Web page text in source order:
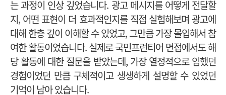
는 과정이 인상 깊었습니다. 광고 메시지를 어떻게 전달할
지, 어떤 표현이 더 효과적인지를 직접 실험해보며 광고에
대해 한층 깊이 이해할 수 있었고, 그만큼 가장 몰입해서 참
여한 활동이었습니다. 실제로 국민프런티어 면접에서도 해
당 활동에 대한 질문을 받았는데, 가장 열정적으로 임했던
경험이었던 만큼 구체적이고 생생하게 설명할 수 있었던
기억이 남아 있습니다.